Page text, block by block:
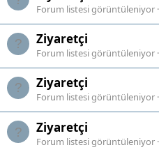
Forum listesi görüntüleniyor
Ziyaretçi
Forum listesi görüntüleniyor
Ziyaretçi
Forum listesi görüntüleniyor
Ziyaretçi
Forum listesi görüntüleniyor